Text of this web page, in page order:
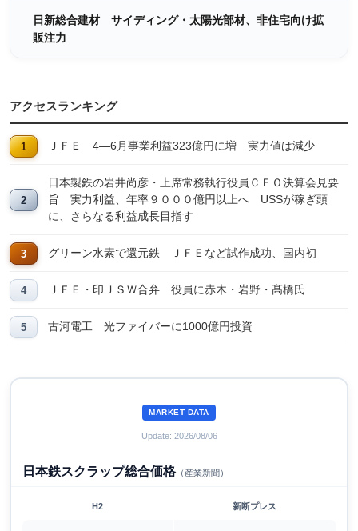
日新総合建材 サイディング・太陽光部材、非住宅向け拡
販注力
アクセスランキング
ＪＦＥ 4―6月事業利益323億円に増 実力値は減少
日本製鉄の岩井尚彦・上席常務執行役員ＣＦＯ決算会見要
旨 実力利益、年率９０００億円以上へ USSが稼ぎ頭
に、さらなる利益成長目指す
グリーン水素で還元鉄 ＪＦＥなど試作成功、国内初
ＪＦＥ・印ＪＳＷ合弁 役員に赤木・岩野・髙橋氏
古河電工 光ファイバーに1000億円投資
MARKET DATA
Update: 2026/08/06
日本鉄スクラップ総合価格（産業新聞）
H2 新断プレス